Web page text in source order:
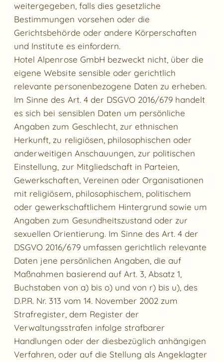
weitergegeben, falls dies gesetzliche
Bestimmungen vorsehen oder die
Gerichtsbehörde oder andere Körperschaften
und Institute es einfordern.
Hotel Alpenrose GmbH bezweckt nicht, über die
eigene Website sensible oder gerichtlich
relevante personenbezogene Daten zu erheben.
Im Sinne des Art. 4 der DSGVO 2016/679 handelt
es sich bei sensiblen Daten um persönliche
Angaben zum Geschlecht, zur ethnischen
Herkunft, zu religiösen, philosophischen oder
anderweitigen Anschauungen, zur politischen
Einstellung, zur Mitgliedschaft in Parteien,
Gewerkschaften, Vereinen oder Organisationen
mit religiösem, philosophischem, politischem
oder gewerkschaftlichem Hintergrund sowie um
Angaben zum Gesundheitszustand oder zur
sexuellen Orientierung. Im Sinne des Art. 4 der
DSGVO 2016/679 umfassen gerichtlich relevante
Daten jene persönlichen Angaben, die auf
Maßnahmen basierend auf Art. 3, Absatz 1,
Buchstaben von a) bis o) und von r) bis u), des
D.P.R. Nr. 313 vom 14. November 2002 zum
Strafregister, dem Register der
Verwaltungsstrafen infolge strafbarer
Handlungen oder der diesbezüglich anhängigen
Verfahren, oder auf die Stellung als Angeklagter